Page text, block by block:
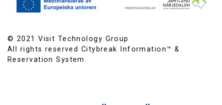
© 2021 Visit Technology Group
All rights reserved Citybreak Information™ &
Reservation System.